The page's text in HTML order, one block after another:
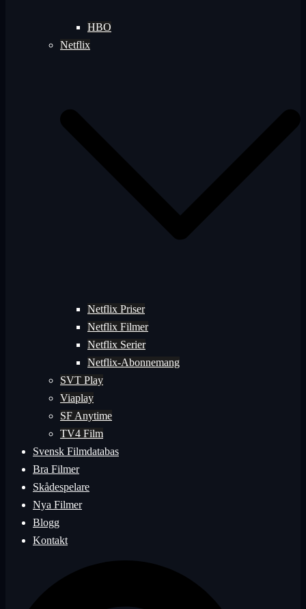
HBO
Netflix
Netflix Priser
Netflix Filmer
Netflix Serier
Netflix-Abonnemang
SVT Play
Viaplay
SF Anytime
TV4 Film
Svensk Filmdatabas
Bra Filmer
Skådespelare
Nya Filmer
Blogg
Kontakt